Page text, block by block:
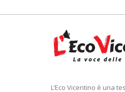
L’Eco Vicentino è una